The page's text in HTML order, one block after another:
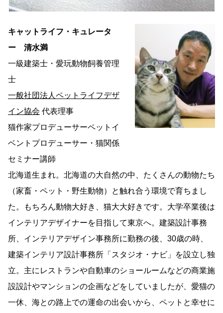
キャットライフ・キュレータ
ー 清水満
一級建築士・愛玩動物飼養管理
士
一般社団法人ペットライフデザ
イン協会 代表理事
猫作家プロデューサーペットイ
ベントプロデューサー・猫関係
セミナー講師
北海道生まれ。北海道の大自然の中、たくさんの動物たち
（家畜・ペット・野生動物）と触れ合う環境で育ちまし
た。もちろん動物大好き、猫大大好きです。大学卒業後は
インテリアデザイナーを目指して東京へ。建築設計事務
所、インテリアデザイン事務所に勤務の後、30歳の時、
建築インテリア設計事務所「スタジオ・ナビ」を設立し独
立。主にレストランや自動車のショールームなどの商業施
設設計やマンションの企画などをしていましたが、愛猫の
一休、海との路上での運命の出会いから、ペットと幸せに